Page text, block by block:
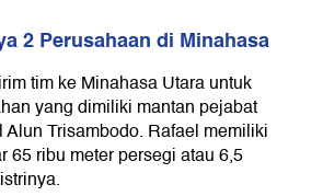
2 Perusahaan di Minahasa
tim ke Minahasa Utara untuk
yang dimiliki mantan pejabat
Trisambodo. Rafael memiliki
65 ribu meter persegi atau 6,5